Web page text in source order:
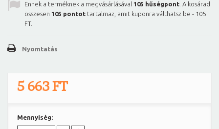
Ennek a terméknek a megvásárlásával 105 hűségpont . A kosárad
összesen 105 pontot tartalmaz, amit kuponra válthatsz be - 105
FT.
Nyomtatás
5 663 FT
Mennyiség: